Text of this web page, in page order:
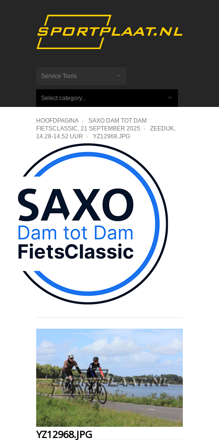
Service Tools
Select category...
HOOFDPAGINA
SAXO DAM TOT DAM
FIETSCLASSIC, 21 SEPTEMBER 2025
ZEEDIJK,
14.28-14.52 UUR
YZ12968.JPG
YZ12968.JPG